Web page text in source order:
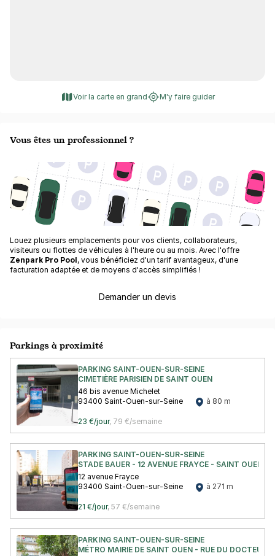
Voir la carte en grand M'y faire guider
Vous êtes un professionnel ?
Louez plusieurs emplacements pour vos clients, collaborateurs,
visiteurs ou flottes de véhicules à l'heure ou au mois. Avec l'offre
Zenpark Pro Pool, vous bénéficiez d'un tarif avantageux, d'une
facturation adaptée et de moyens d'accès simplifiés !
Demander un devis
Parkings à proximité
PARKING SAINT-OUEN-SUR-SEINE
CIMETIÈRE PARISIEN DE SAINT OUEN
46 bis avenue Michelet
93400 Saint-Ouen-sur-Seine
à 80 m
23 €/jour, 79 €/semaine
PARKING SAINT-OUEN-SUR-SEINE
STADE BAUER - 12 AVENUE FRAYCE - SAINT OUEN
12 avenue Frayce
93400 Saint-Ouen-sur-Seine
à 271 m
21 €/jour, 57 €/semaine
PARKING SAINT-OUEN-SUR-SEINE
MÉTRO MAIRIE DE SAINT OUEN - RUE DU DOCTEUR